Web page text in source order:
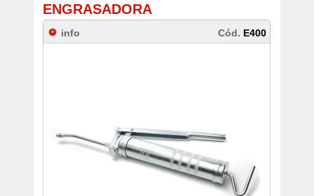
ENGRASADORA
info Cód. E400